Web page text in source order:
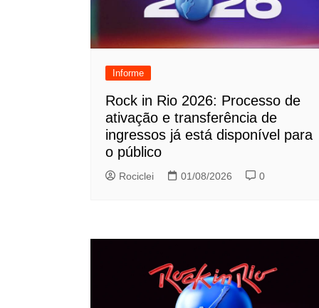
Informe
Rock in Rio 2026: Processo de
ativação e transferência de
ingressos já está disponível para
o público
Rociclei 01/08/2026 0